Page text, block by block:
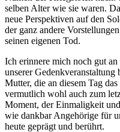
selben Alter wie sie waren.
neue Perspektiven auf den
der ganz andere
seinen eigenen Tod.
Ich erinnere mich noch gut
unserer
Mutter, die an diesem Tag
vermutlich wohl auch zum
Moment, der Einmaligkeit
wie dankbar Angehörige für
heute geprägt und berührt.